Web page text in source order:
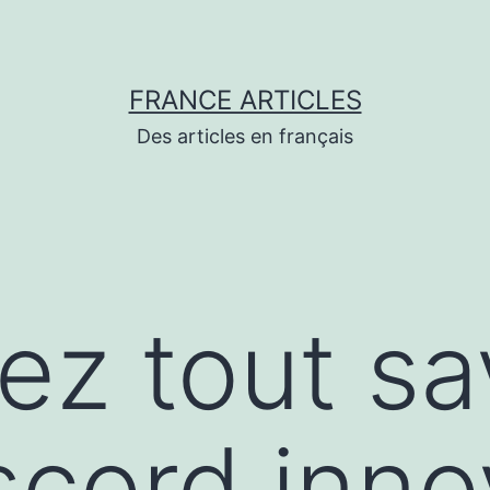
FRANCE ARTICLES
Des articles en français
tout